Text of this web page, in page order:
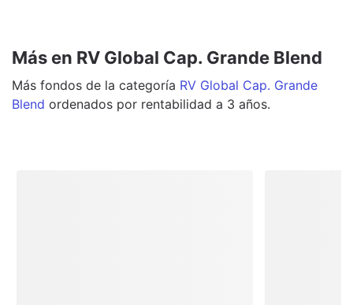
Más en RV Global Cap. Grande Blend
Más fondos de la categoría RV Global Cap. Grande
Blend ordenados por rentabilidad a 3 años.